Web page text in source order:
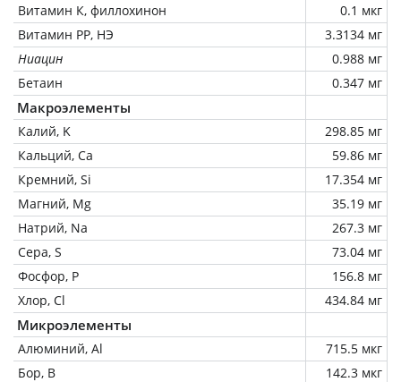
Витамин К, филлохинон
0.1 мкг
Витамин РР, НЭ
3.3134 мг
Ниацин
0.988 мг
Бетаин
0.347 мг
Макроэлементы
Калий, K
298.85 мг
Кальций, Ca
59.86 мг
Кремний, Si
17.354 мг
Магний, Mg
35.19 мг
Натрий, Na
267.3 мг
Сера, S
73.04 мг
Фосфор, P
156.8 мг
Хлор, Cl
434.84 мг
Микроэлементы
Алюминий, Al
715.5 мкг
Бор, B
142.3 мкг